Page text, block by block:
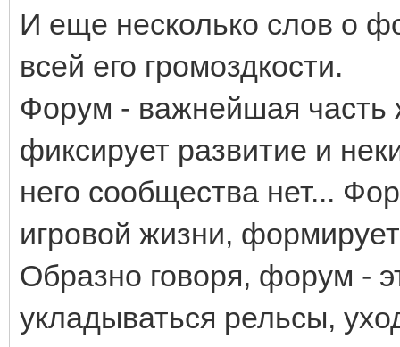
И еще несколько слов о
всей его громоздкости.
Форум - важнейшая
фиксирует развитие и
него сообщества нет...
игровой жизни,
Образно говоря, форум -
укладываться рельсы,